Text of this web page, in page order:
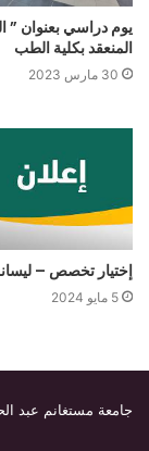
يوم دراسي بعنوان ”
المنعقد بكلية الطب
30 مارس 2023
إختيار تخصص –
5 مايو 2024
جامعة مستغانم عبد